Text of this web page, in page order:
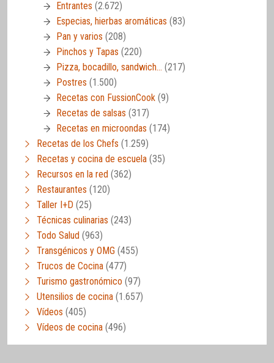
Entrantes (2.672)
Especias, hierbas aromáticas (83)
Pan y varios (208)
Pinchos y Tapas (220)
Pizza, bocadillo, sandwich… (217)
Postres (1.500)
Recetas con FussionCook (9)
Recetas de salsas (317)
Recetas en microondas (174)
Recetas de los Chefs (1.259)
Recetas y cocina de escuela (35)
Recursos en la red (362)
Restaurantes (120)
Taller I+D (25)
Técnicas culinarias (243)
Todo Salud (963)
Transgénicos y OMG (455)
Trucos de Cocina (477)
Turismo gastronómico (97)
Utensilios de cocina (1.657)
Vídeos (405)
Vídeos de cocina (496)